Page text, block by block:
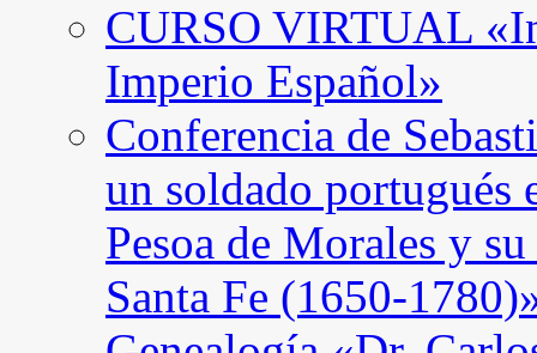
CURSO VIRTUAL
Imperio Español»
Conferencia de
un soldado portugués
Pesoa de Morales y
Santa Fe (1650-